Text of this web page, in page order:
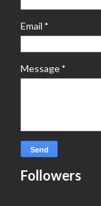
Email *
Message*
Followers